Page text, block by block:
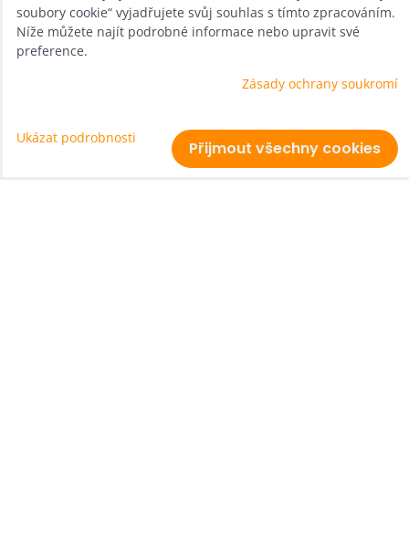
KATEGORIE
Elektromobilita
soubory cookie“ vyjadřujete svůj souhlas s tímto zpracováním.
Níže můžete najít podrobné informace nebo upravit své
preference.
Zásady ochrany soukromí
Ukázat podrobnosti
Přijmout všechny cookies